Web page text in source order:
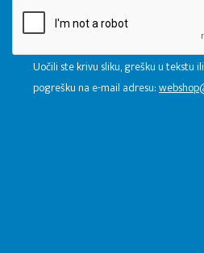
Uočili ste krivu sliku, grešku u tekstu
pogrešku na e-mail adresu: